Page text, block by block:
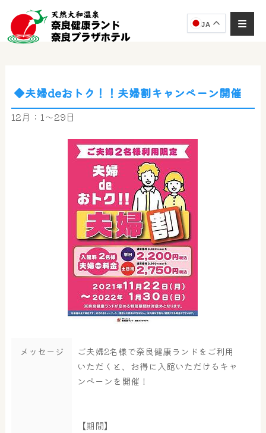
JA
◆夫婦deおトク！！夫婦割キャンペーン開催
12月：1～29日
メッセージ
ご夫婦2名様で奈良健康ランドをご利用
いただくと、お得に入館いただけるキャ
ンペーンを開催！
【期間】
AIコンシェルジュ
オンライン
奈良健康ランド AIコンシェルジュです。
ご質問をお伺いします。